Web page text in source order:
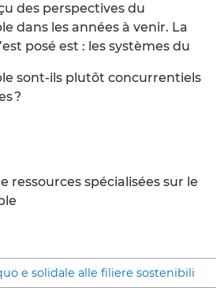
des perspectives du
dans les années à venir. La
posé est : les systèmes du
sont-ils plutôt concurrentiels
?
ressources spécialisées sur le
e solidale alle filiere sostenibili